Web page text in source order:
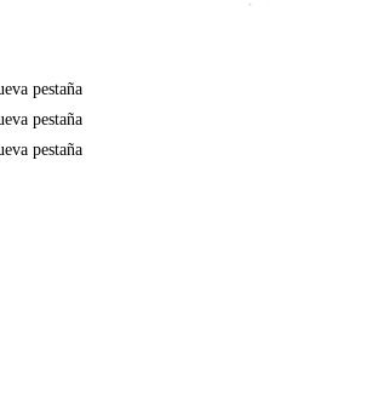
pestaña
pestaña
pestaña